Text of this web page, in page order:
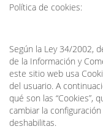
Política de cookies:
Según la Ley 34/2002,
de la Información y
este sitio web usa
del usuario. A
qué son las “Cookies”,
cambiar la
deshabilitas.